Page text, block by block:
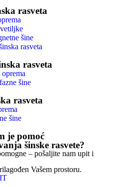
rasveta
šine
rasveta
rasveta
šine
rasveta
šine
je pomoć
šinske rasvete?
– pošaljite nam upit i
Vašem prostoru.